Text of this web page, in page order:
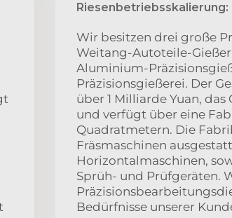
Riesenbetriebsskalierung:
Wir besitzen drei große
Weitang-Autoteile-
Aluminium-
Präzisionsgießerei. Der
über 1 Milliarde Yuan,
und verfügt über eine
Quadratmetern. Die
Fräsmaschinen
Horizontalmaschinen,
Sprüh- und Prüfgeräten.
Bedürfnisse unserer